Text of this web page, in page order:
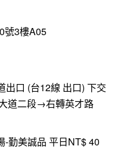
號3樓A05
出口 (台12線 出口) 下交
道二段→右轉英才路
-勤美誠品 平日NT$ 40